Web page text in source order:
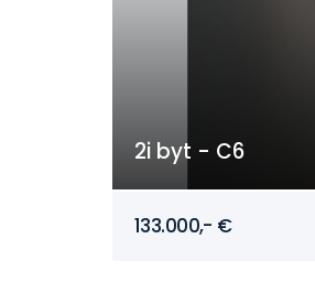
2i byt - C6
133.000,- €